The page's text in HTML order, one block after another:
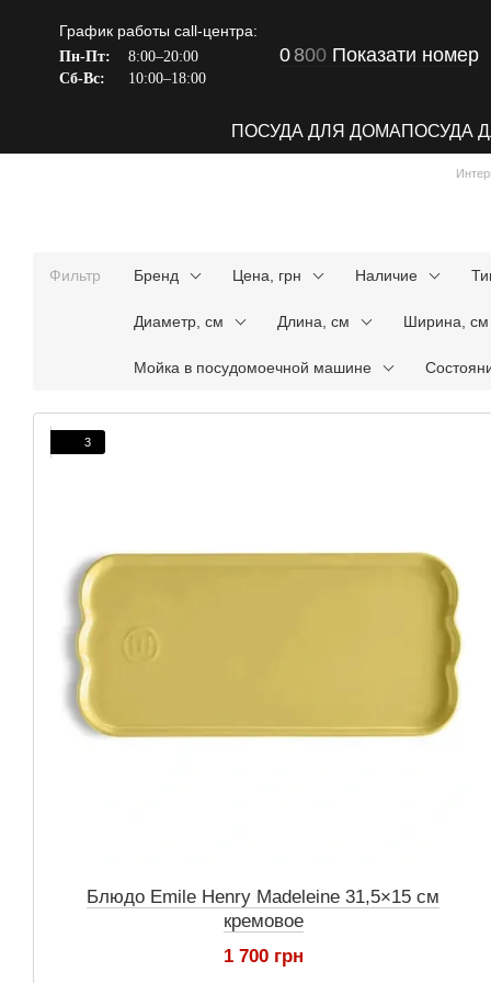
График работы call-центра:
Пн-Пт:
8:00–20:00
Сб-Вс:
10:00–18:00
0800 Показати номер
ПОСУДА ДЛЯ ДОМАПОСУДА
Фильтр Бренд Цена, грн Наличие
Диаметр, см Длина, см Ширина, см
Мойка в посудомоечной машине
3
Блюдо Emile Henry Madeleine 31,5×15 см
кремовое
1 700 грн